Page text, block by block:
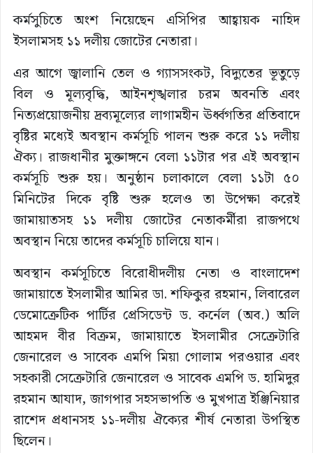
কর্মসুচিতে অংশ নিয়েছেন এসিপির আহ্বায়ক নাহিদ
ইসলামসহ ১১ দলীয় জোটের নেতারা।
এর আগে জ্বালানি তেল ও গ্যাসসংকট, বিদ্যুতের ভূতুড়ে
বিল ও মূল্যবৃদ্ধি, আইনশৃঙ্খলার চরম অবনতি এবং
নিত্যপ্রয়োজনীয় দ্রব্যমূল্যের লাগামহীন ঊর্ধ্বগতির প্রতিবাদে
বৃষ্টির মধ্যেই অবস্থান কর্মসূচি পালন শুরু করে ১১ দলীয়
ঐক্য। রাজধানীর মুক্তাঙ্গনে বেলা ১১টার পর এই অবস্থান
কর্মসূচি শুরু হয়। অনুষ্ঠান চলাকালে বেলা ১১টা ৫০
মিনিটের দিকে বৃষ্টি শুরু হলেও তা উপেক্ষা করেই
জামায়াতসহ ১১ দলীয় জোটের নেতাকর্মীরা রাজপথে
অবস্থান নিয়ে তাদের কর্মসূচি চালিয়ে যান।
অবস্থান কর্মসূচিতে বিরোধীদলীয় নেতা ও বাংলাদেশ
জামায়াতে ইসলামীর আমির ডা. শফিকুর রহমান, লিবারেল
ডেমোক্রেটিক পার্টির প্রেসিডেন্ট ড. কর্নেল (অব.) অলি
আহমদ বীর বিক্রম, জামায়াতে ইসলামীর সেক্রেটারি
জেনারেল ও সাবেক এমপি মিয়া গোলাম পরওয়ার এবং
সহকারী সেক্রেটারি জেনারেল ও সাবেক এমপি ড. হামিদুর
রহমান আযাদ, জাগপার সহসভাপতি ও মুখপাত্র ইঞ্জিনিয়ার
রাশেদ প্রধানসহ ১১-দলীয় ঐক্যের শীর্ষ নেতারা উপস্থিত
ছিলেন।